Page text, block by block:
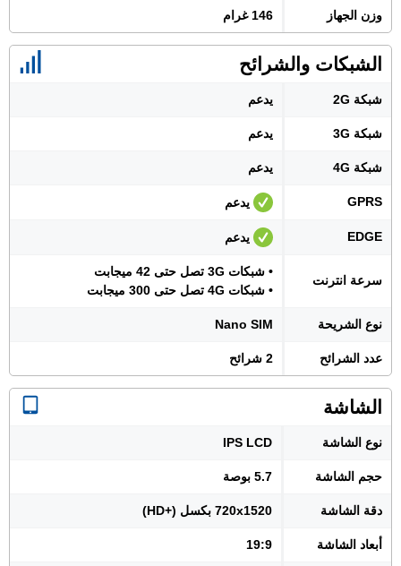
وزن الجهاز 146 غرام
الشبكات والشرائح
شبكة 2G يدعم
شبكة 3G يدعم
شبكة 4G يدعم
GPRS يدعم
EDGE يدعم
سرعة انترنت
• شبكات 3G تصل حتى 42 ميجابت
• شبكات 4G تصل حتى 300 ميجابت
نوع الشريحة Nano SIM
عدد الشرائح 2 شرائح
الشاشة
نوع الشاشة IPS LCD
حجم الشاشة 5.7 بوصة
دقة الشاشة 720x1520 بكسل (+HD)
أبعاد الشاشة 19:9